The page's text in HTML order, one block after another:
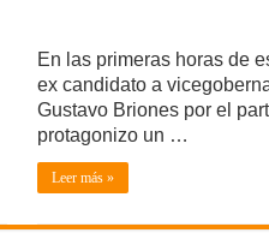
En las primeras horas de
ex candidato a
Gustavo Briones por el
protagonizo un …
Leer más »